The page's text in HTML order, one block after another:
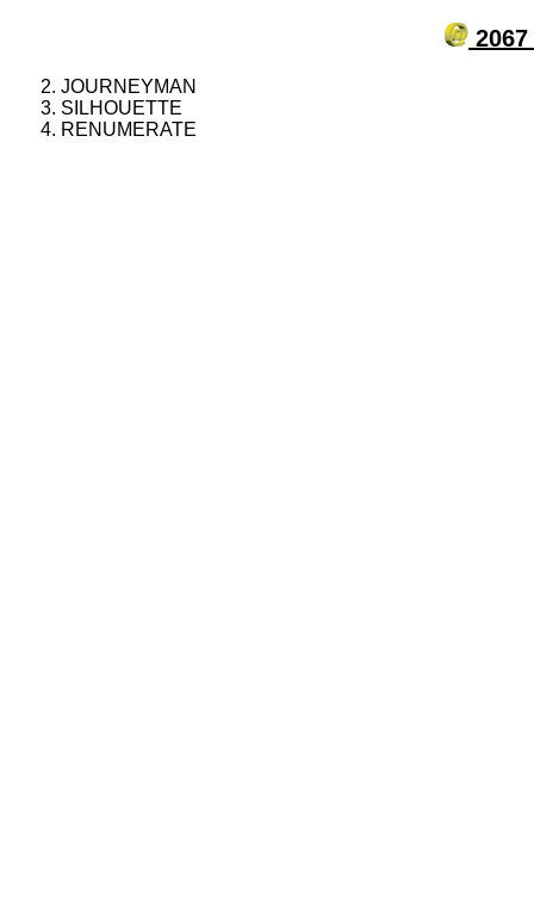
JOURNEYMAN
SILHOUETTE
RENUMERATE